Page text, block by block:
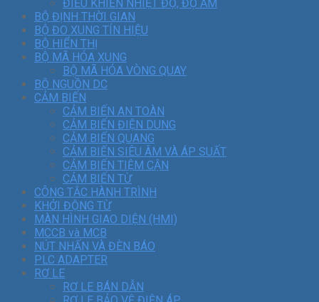
ĐIỀU KHIỂN NHIỆT ĐỘ, ĐỘ ẨM
BỘ ĐỊNH THỜI GIAN
BỘ ĐO XUNG TÍN HIỆU
BỘ HIỂN THỊ
BỘ MÃ HÓA XUNG
BỘ MÃ HÓA VÒNG QUAY
BỘ NGUỒN DC
CẢM BIẾN
CẢM BIẾN AN TOÀN
CẢM BIẾN ĐIỆN DUNG
CẢM BIẾN QUANG
CẢM BIẾN SIÊU ÂM VÀ ÁP SUẤT
CẢM BIẾN TIỆM CẬN
CẢM BIẾN TỪ
CÔNG TẮC HÀNH TRÌNH
KHỞI ĐỘNG TỪ
MÀN HÌNH GIAO DIỆN (HMI)
MCCB và MCB
NÚT NHẤN VÀ ĐÈN BÁO
PLC ADAPTER
RƠ LE
RƠ LE BÁN DẪN